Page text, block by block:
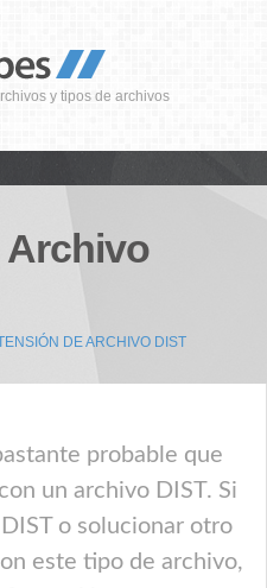
y tipos de archivos
Archivo
DE ARCHIVO DIST
probable que
un archivo DIST. Si
o solucionar otro
este tipo de archivo,